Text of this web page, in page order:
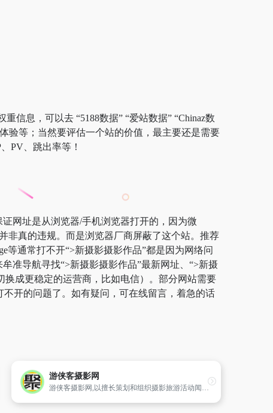
信息，可以去 “5188数据” “爱站数据” “Chinaz数
验等；当然要评估一个站的价值，最主要还是需要
PV、跳出率等！
网址是从浏览器/手机浏览器打开的，因为微
非真的违规。而是浏览器厂商屏蔽了这个站。推荐
通常打不开“>新摄影摄影作品”都是因为网络问
准导航寻找“>新摄影摄影作品”最新网址、“>新摄
成更稳定的运营商，比如电信）。部分网站需要
开的问题了。如有疑问，可在线留言，着急的话
游侠客摄影网
游侠客摄影网,以擅长策划和组织摄影旅游活动闻名,拥有105万注册会员,全国20个分站,每年组织约15万人次摄影外拍,为目前国内专注专业的摄影旅游公司!